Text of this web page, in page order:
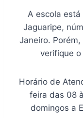
A escola está
Jaguaripe,
Janeiro.
verifique
Horário de
feira das 08
domingos a